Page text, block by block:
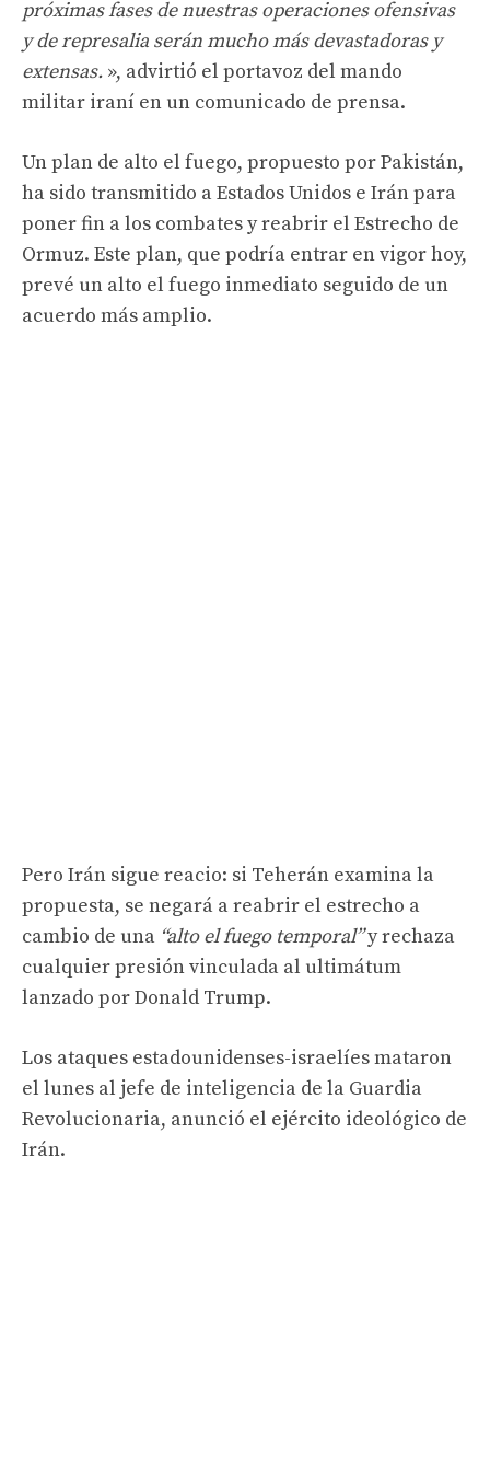
próximas fases de nuestras operaciones ofensivas
y de represalia serán mucho más devastadoras y
extensas. », advirtió el portavoz del mando
militar iraní en un comunicado de prensa.
Un plan de alto el fuego, propuesto por Pakistán,
ha sido transmitido a Estados Unidos e Irán para
poner fin a los combates y reabrir el Estrecho de
Ormuz. Este plan, que podría entrar en vigor hoy,
prevé un alto el fuego inmediato seguido de un
acuerdo más amplio.
Pero Irán sigue reacio: si Teherán examina la
propuesta, se negará a reabrir el estrecho a
cambio de una “alto el fuego temporal”y rechaza
cualquier presión vinculada al ultimátum
lanzado por Donald Trump.
Los ataques estadounidenses-israelíes mataron
el lunes al jefe de inteligencia de la Guardia
Revolucionaria, anunció el ejército ideológico de
Irán.